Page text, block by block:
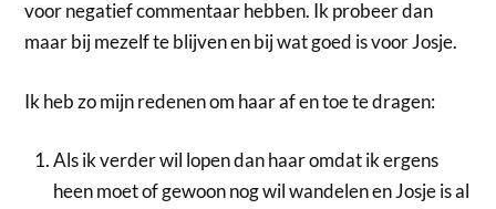
voor negatief commentaar hebben. Ik probeer dan
maar bij mezelf te blijven en bij wat goed is voor Josje.
Ik heb zo mijn redenen om haar af en toe te dragen:
Als ik verder wil lopen dan haar omdat ik ergens
heen moet of gewoon nog wil wandelen en Josje is al